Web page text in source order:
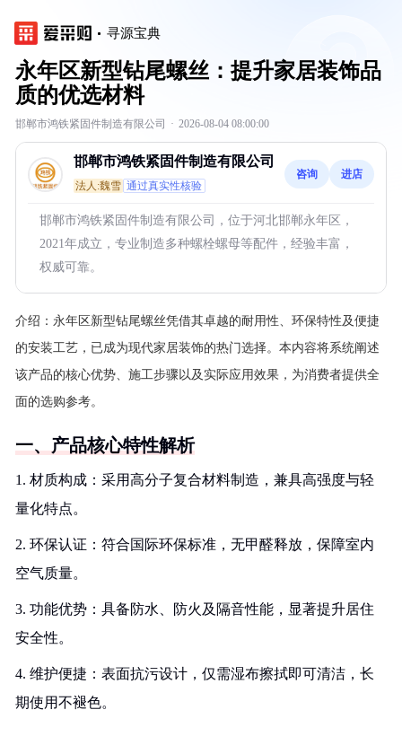
寻源宝典
永年区新型钻尾螺丝：提升家居装饰品
质的优选材料
邯郸市鸿铁紧固件制造有限公司 · 2026-08-04 08:00:00
邯郸市鸿铁紧固件制造有限公司
法人:魏雪 通过真实性核验
咨询 进店
邯郸市鸿铁紧固件制造有限公司，位于河北邯郸永年区，
2021年成立，专业制造多种螺栓螺母等配件，经验丰富，
权威可靠。
介绍： 永年区新型钻尾螺丝凭借其卓越的耐用性、环保特性及便捷
的安装工艺，已成为现代家居装饰的热门选择。本内容将系统阐述
该产品的核心优势、施工步骤以及实际应用效果，为消费者提供全
面的选购参考。
一、产品核心特性解析
1. 材质构成：采用高分子复合材料制造，兼具高强度与轻
量化特点。
2. 环保认证：符合国际环保标准，无甲醛释放，保障室内
空气质量。
3. 功能优势：具备防水、防火及隔音性能，显著提升居住
安全性。
4. 维护便捷：表面抗污设计，仅需湿布擦拭即可清洁，长
期使用不褪色。